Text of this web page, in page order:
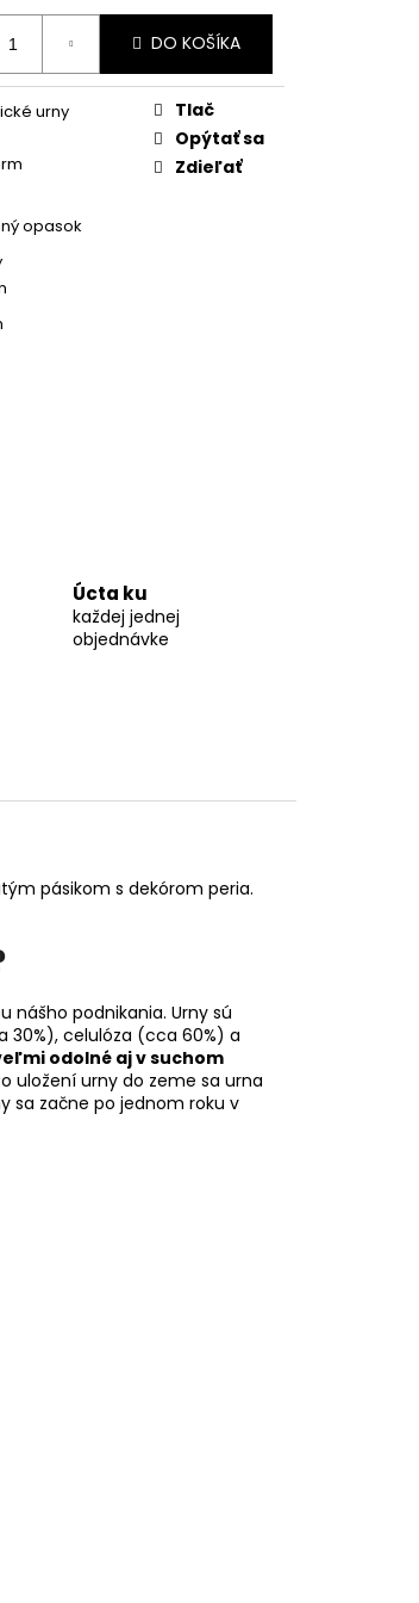
DO KOŠÍKA
urny
opasok
Tlač
Opýtať sa
Zdieľať
Úcta ku
každej jednej
objednávke
pásikom s dekórom peria.
nášho podnikania. Urny sú
30%), celulóza (cca 60%) a
odolné aj v suchom
uložení urny do zeme sa urna
sa začne po jednom roku v